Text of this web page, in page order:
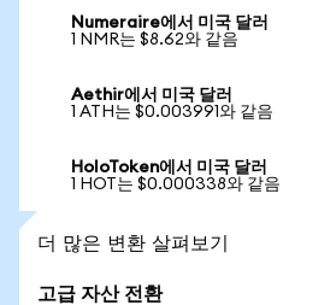
Numeraire에서 미국 달러
1 NMR는 $8.62와 같음
Aethir에서 미국 달러
1 ATH는 $0.003991와 같음
HoloToken에서 미국 달러
1 HOT는 $0.000338와 같음
더 많은 변환 살펴보기
고급 자산 전환